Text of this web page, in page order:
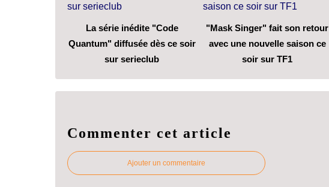
La série inédite "Code
Quantum" diffusée dès ce soir
sur serieclub
"Mask Singer" fait son retour
avec une nouvelle saison ce
soir sur TF1
Commenter cet article
Ajouter un commentaire